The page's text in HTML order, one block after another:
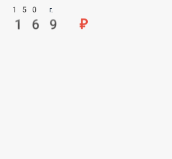
150 г.
169 ₽